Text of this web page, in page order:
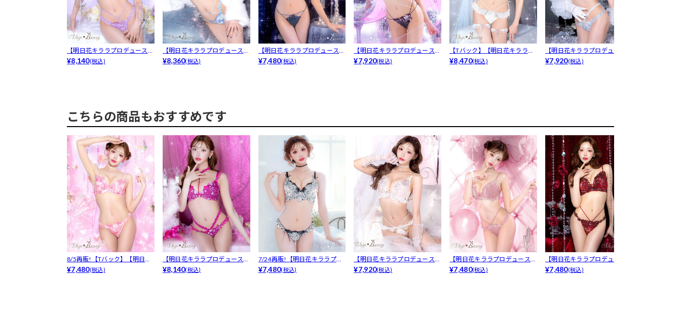
【明日花キララプロデュース/
WhipB...
¥8,140(税込)
【明日花キララプロデュース/
WhipB...
¥8,360(税込)
【明日花キララプロデュース/
WhipB...
¥7,480(税込)
【明日花キララプロデュース/
WhipB...
¥7,920(税込)
【Tバック】【明日花キララプ
ロデュース...
¥8,470(税込)
【明日花キララプロデュース/
WhipB...
¥7,920(税込)
こちらの商品もおすすめです
8/5再販!【Tバック】【明日花
キララ...
¥7,480(税込)
【明日花キララプロデュース/
WhipB...
¥8,140(税込)
7/24再販!【明日花キララプロ
デュー...
¥7,480(税込)
【明日花キララプロデュース/
WhipB...
¥7,920(税込)
【明日花キララプロデュース/
WhipB...
¥7,480(税込)
【明日花キララプロデュース/
WhipB...
¥7,480(税込)